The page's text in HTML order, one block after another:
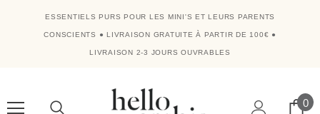
ESSENTIELS PURS POUR LES MINI'S ET LEURS PARENTS
CONSCIENTS ● LIVRAISON GRATUITE À PARTIR DE 100€ ●
LIVRAISON 2-3 JOURS OUVRABLES
0